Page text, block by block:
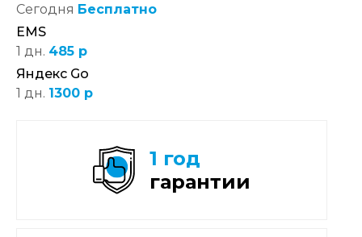
Сегодня Бесплатно
EMS
1 дн. 485 р
Яндекс Go
1 дн. 1300 р
1 год
гарантии